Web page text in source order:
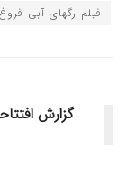
فیلم رگهای آبی فروغ
گزارش